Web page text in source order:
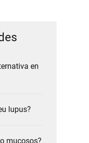
en
lupus?
mucosos?